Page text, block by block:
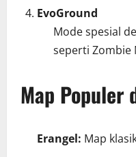
EvoGround
Mode spesial
seperti Zombie
Map Populer
Erangel: Map